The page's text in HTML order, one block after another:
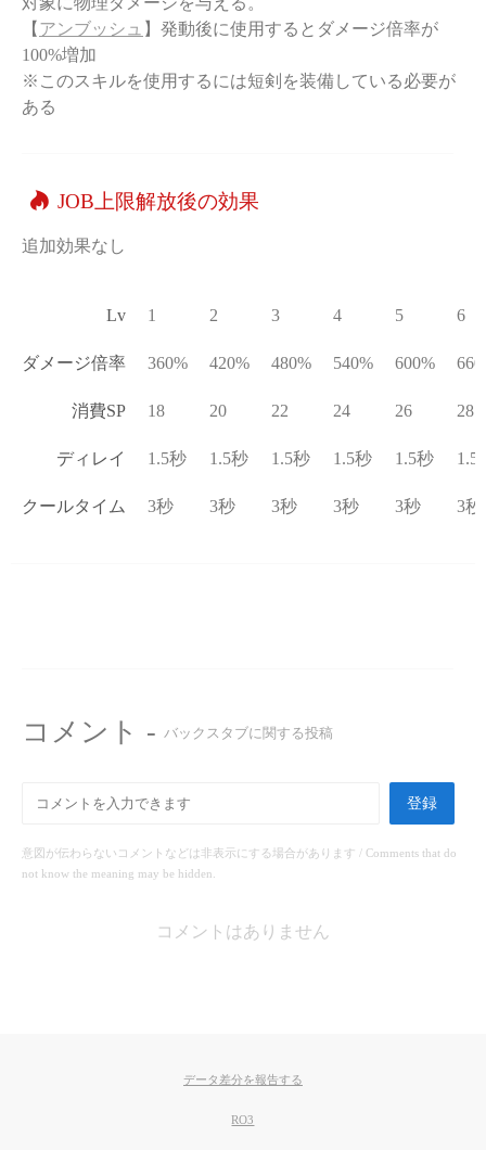
【 アンブッシュ 】発動後に使用するとダメージ倍率が
100%増加
※このスキルを使用するには短剣を装備している必要が
ある
JOB上限解放後の効果
追加効果なし
Lv 1 2 3 4 5 6
ダメージ倍率 360% 420% 480% 540% 600%
消費SP 18 20 22 24 26 28
ディレイ 1.5秒 1.5秒 1.5秒 1.5秒 1.5秒 1.5
クールタイム 3秒 3秒 3秒 3秒 3秒 3秒
コメント - バックスタブに関する投稿
登録
意図が伝わらないコメントなどは非表示にする場合があります / Comments that do
not know the meaning may be hidden.
コメントはありません
データ差分を報告する
RO3